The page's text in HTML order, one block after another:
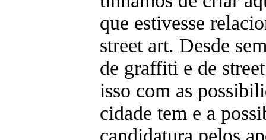
que estivesse
street art. Desde
de graffiti e de
isso com as
cidade tem e a
candidatura pelos